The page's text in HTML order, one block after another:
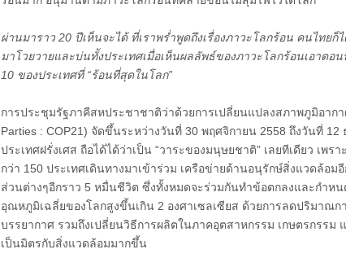
ผ่านมาราว 20 ปีเห็นจะได้ ที่เราพร่ำพูดถึงเรื่องภาวะโลกร้อน คนไทย
มาโวยวายและบ่นทั้งประเทศเมื่อเห็นผลลัพธ์ของภาวะโลกร้อนเอาตอ
10 ของประเทศที่“ร้อนที่สุดในโลก”
การประชุมรัฐภาคีสหประชาชาติว่าด้วยการเปลี่ยนแปลงสภาพภูมิอาก
Parties : COP21) จัดขึ้นระหว่างวันที่ 30 พฤศจิกายน 2558 ถึงวันที่ 12
ประเทศฝรั่งเศส ถือได้ได้ว่าเป็น “วาระของมนุษยชาติ” เลยทีเดียว เพร
กว่า 150 ประเทศเดินทางมาเข้าร่วม เครือข่ายด้านอนุรักษ์สิ่งแวดล้อมอี
ส่วนต่างๆอีกราว 5 หมื่นชีวิต ซึ่งทั้งหมดจะร่วมกันทำข้อตกลงและกำหน
อุณหภูมิเฉลี่ยของโลกสูงขึ้นเกิน 2 องศาเซลเซียส ด้วยการลดปริมาณ
บรรยากาศ รวมถึงเปลี่ยนวิธีการผลิตในภาคอุตสาหกรรม เกษตรกรรม
เป็นมิตรกับสิ่งแวดล้อมมากขึ้น